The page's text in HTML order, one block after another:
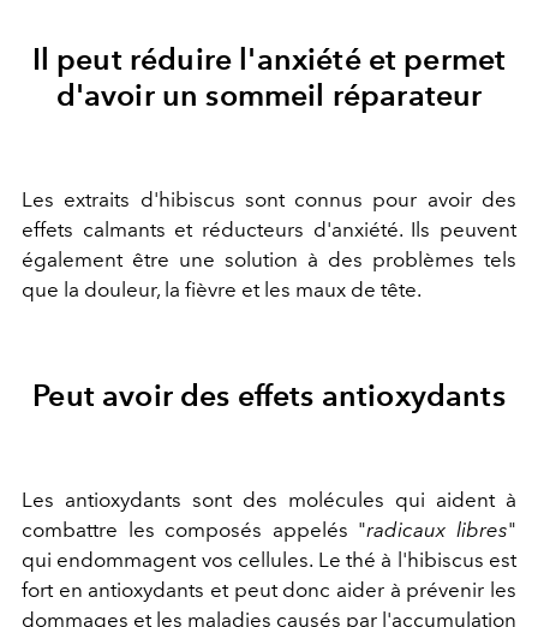
Il peut réduire l'anxiété et permet
d'avoir un sommeil réparateur
Les extraits d'hibiscus sont connus pour avoir des
effets calmants et réducteurs d'anxiété. Ils peuvent
également être une solution à des problèmes tels
que la douleur, la fièvre et les maux de tête.
Peut avoir des effets antioxydants
Les antioxydants sont des molécules qui aident à
combattre les composés appelés "radicaux libres"
qui endommagent vos cellules. Le thé à l'hibiscus est
fort en antioxydants et peut donc aider à prévenir les
dommages et les maladies causés par l'accumulation